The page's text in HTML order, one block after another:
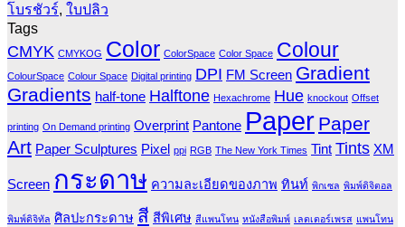
โบรชัวร์, ใบปลิว
Tags
CMYK CMYKOG Color ColorSpace Color Space Colour
ColourSpace Colour Space Digital printing DPI FM Screen Gradient
Gradients half-tone Halftone Hexachrome Hue knockout Offset
printing On Demand printing Overprint Pantone Paper Paper
Art Paper Sculptures Pixel ppi RGB The New York Times Tint Tints XM
Screen กระดาษ ความละเอียดของภาพ ทินท์ พิกเซล พิมพ์ดิจิตอล
พิมพ์ดิจิทัล ศิลปะกระดาษ สี สีพิเศษ สีแพนโทน หนังสือพิมพ์ เลตเตอร์เพรส แพนโทน